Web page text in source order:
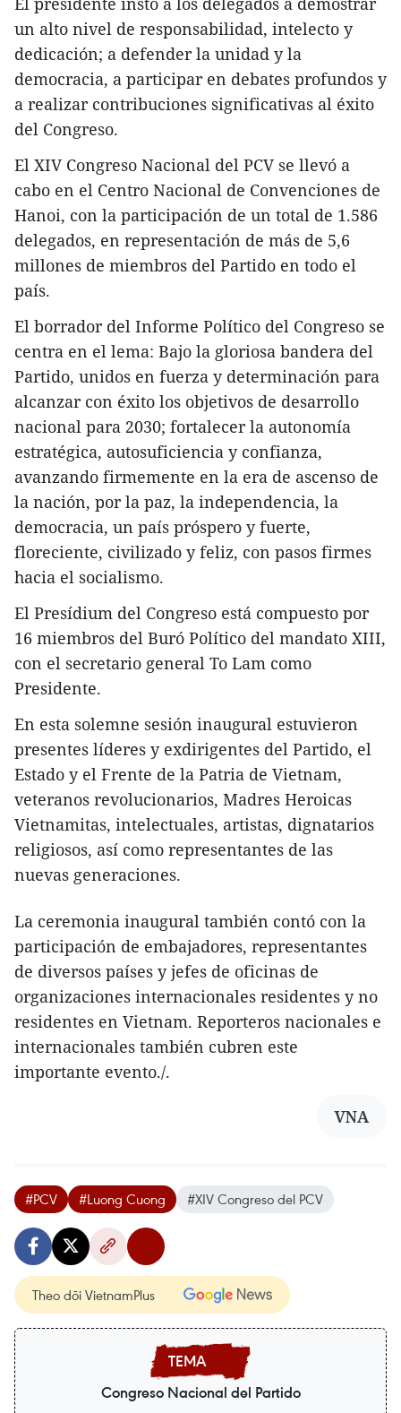
un alto nivel de responsabilidad, intelecto y
dedicación; a defender la unidad y la
democracia, a participar en debates profundos y
a realizar contribuciones significativas al éxito
del Congreso.
El XIV Congreso Nacional del PCV se llevó a
cabo en el Centro Nacional de Convenciones de
Hanoi, con la participación de un total de 1.586
delegados, en representación de más de 5,6
millones de miembros del Partido en todo el
país.
El borrador del Informe Político del Congreso se
centra en el lema: Bajo la gloriosa bandera del
Partido, unidos en fuerza y determinación para
alcanzar con éxito los objetivos de desarrollo
nacional para 2030; fortalecer la autonomía
estratégica, autosuficiencia y confianza,
avanzando firmemente en la era de ascenso de
la nación, por la paz, la independencia, la
democracia, un país próspero y fuerte,
floreciente, civilizado y feliz, con pasos firmes
hacia el socialismo.
El Presídium del Congreso está compuesto por
16 miembros del Buró Político del mandato XIII,
con el secretario general To Lam como
Presidente.
En esta solemne sesión inaugural estuvieron
presentes líderes y exdirigentes del Partido, el
Estado y el Frente de la Patria de Vietnam,
veteranos revolucionarios, Madres Heroicas
Vietnamitas, intelectuales, artistas, dignatarios
religiosos, así como representantes de las
nuevas generaciones.
La ceremonia inaugural también contó con la
participación de embajadores, representantes
de diversos países y jefes de oficinas de
organizaciones internacionales residentes y no
residentes en Vietnam. Reporteros nacionales e
internacionales también cubren este
importante evento./.
VNA
#PCV #Luong Cuong #XIV Congreso del PCV
Theo dõi VietnamPlus
Congreso Nacional del Partido